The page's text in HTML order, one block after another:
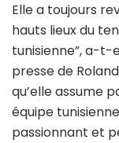
Elle a toujours
hauts lieux du
tunisienne”, a-
presse de
qu’elle assume
équipe
passionnant et